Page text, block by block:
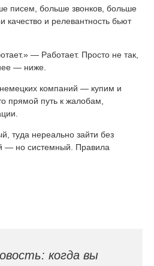
писем, больше звонков, больше
и релевантность бьют
— Работает. Просто не так,
— ниже.
компаний — купим и
прямой путь к жалобам,
туда нереально зайти без
— но системный. Правила
когда вы